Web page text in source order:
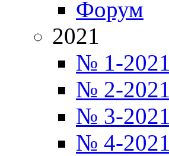
Форум
2021
№ 1-2021
№ 2-2021
№ 3-2021
№ 4-2021